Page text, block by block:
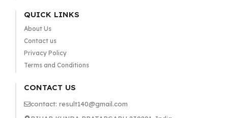
QUICK LINKS
About Us
Contact us
Privacy Policy
Terms and Conditions
CONTACT US
contact: result140@gmail.com